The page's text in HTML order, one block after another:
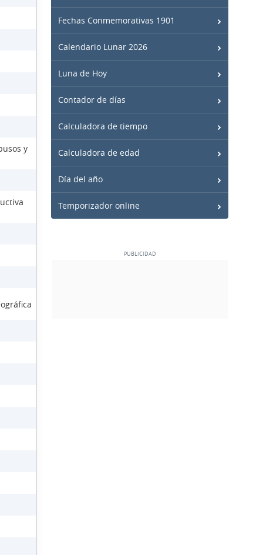
y
Fechas Conmemorativas 1901
Calendario Lunar 2026
Luna de Hoy
Contador de días
Calculadora de tiempo
Calculadora de edad
Día del año
Temporizador online